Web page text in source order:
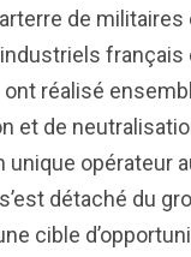
de militaires
français
réalisé
et de
unique opérateur
détaché du
cible